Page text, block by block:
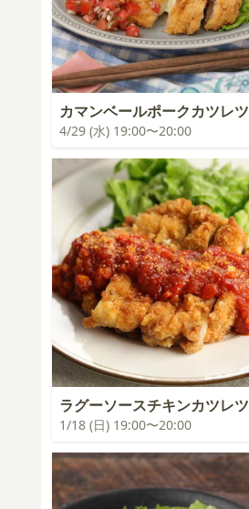
カマンベールポークカツレツ
4/29 (水) 19:00〜20:00
ラグーソースチキンカツレツ
1/18 (日) 19:00〜20:00